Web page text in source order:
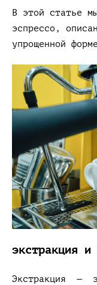
В этой статье
эспрессо,
упрощенной
экстракция и
Экстракция —